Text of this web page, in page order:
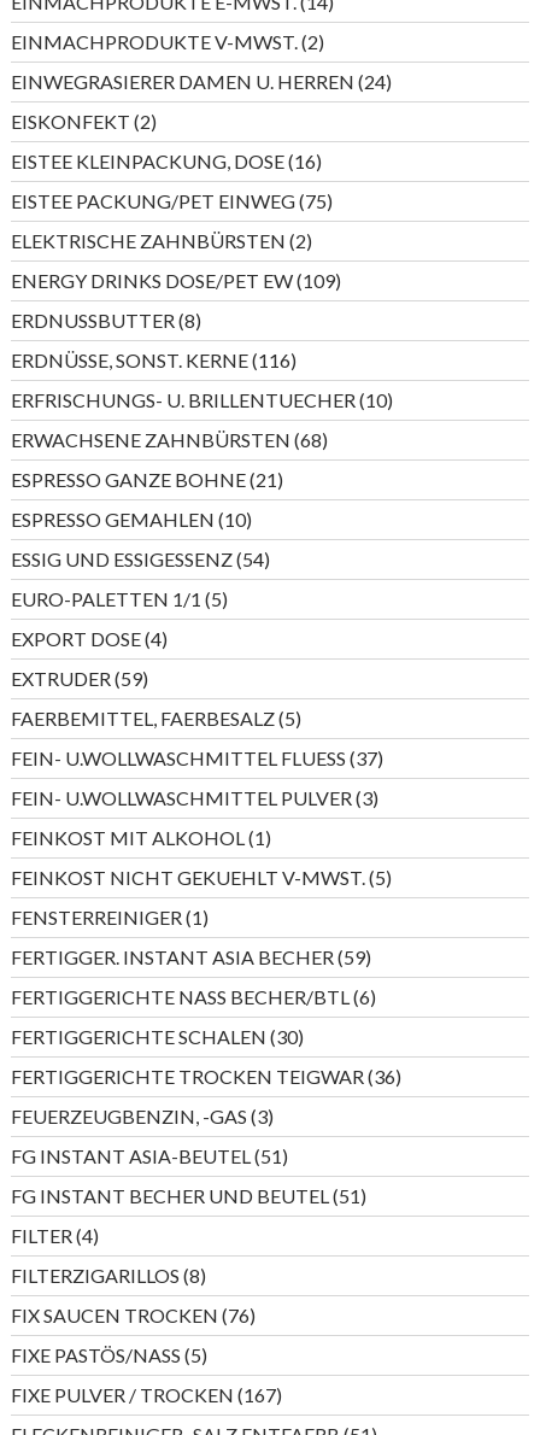
Produkte
EINMACHPRODUKTE V-MWST. 22
Produkte
EINWEGRASIERER DAMEN U. HERREN 2424
Produkte
EISKONFEKT 22
Produkte
EISTEE KLEINPACKUNG, DOSE 1616
Produkte
EISTEE PACKUNG/PET EINWEG 7575
Produkte
ELEKTRISCHE ZAHNBÜRSTEN 22
Produkte
ENERGY DRINKS DOSE/PET EW 109109
Produkte
ERDNUSSBUTTER 88
Produkte
ERDNÜSSE, SONST. KERNE 116116
Produkte
ERFRISCHUNGS- U. BRILLENTUECHER 1010
Produkte
ERWACHSENE ZAHNBÜRSTEN 6868
Produkte
ESPRESSO GANZE BOHNE 2121
Produkte
ESPRESSO GEMAHLEN 1010
Produkte
ESSIG UND ESSIGESSENZ 5454
Produkte
EURO-PALETTEN 1/1 55
Produkte
EXPORT DOSE 44
Produkte
EXTRUDER 5959
Produkte
FAERBEMITTEL, FAERBESALZ 55
Produkte
FEIN- U.WOLLWASCHMITTEL FLUESS 3737
Produkte
FEIN- U.WOLLWASCHMITTEL PULVER 33
Produkte
FEINKOST MIT ALKOHOL 11
Produkt
FEINKOST NICHT GEKUEHLT V-MWST. 55
Produkte
FENSTERREINIGER 11
Produkt
FERTIGGER. INSTANT ASIA BECHER 5959
Produkte
FERTIGGERICHTE NASS BECHER/BTL 66
Produkte
FERTIGGERICHTE SCHALEN 3030
Produkte
FERTIGGERICHTE TROCKEN TEIGWAR 3636
Produkte
FEUERZEUGBENZIN, -GAS 33
Produkte
FG INSTANT ASIA-BEUTEL 5151
Produkte
FG INSTANT BECHER UND BEUTEL 5151
Produkte
FILTER 44
Produkte
FILTERZIGARILLOS 88
Produkte
FIX SAUCEN TROCKEN 7676
Produkte
FIXE PASTÖS/NASS 55
Produkte
FIXE PULVER / TROCKEN 167167
Produkte